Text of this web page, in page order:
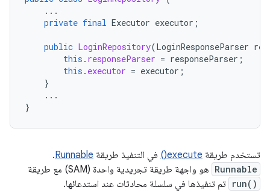
...
private final Executor executor ;
public LoginRepository(LoginResponseParser
this . responseParser = responseParser ;
this . executor = executor ;
}
...
}
تستخدم طريقة execute() في التنفيذ طريقة Runnable
.
Runnable هو واجهة طريقة تجريدية واحدة (SAM) مع طريقة
run() تم تنفيذها في سلسلة محادثات عند استدعائها.